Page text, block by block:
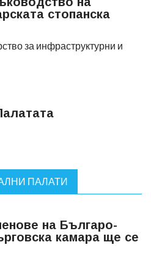
стопанска
за инфраструктурни и
ПАЛАТИ
на Българо-
камара ще се